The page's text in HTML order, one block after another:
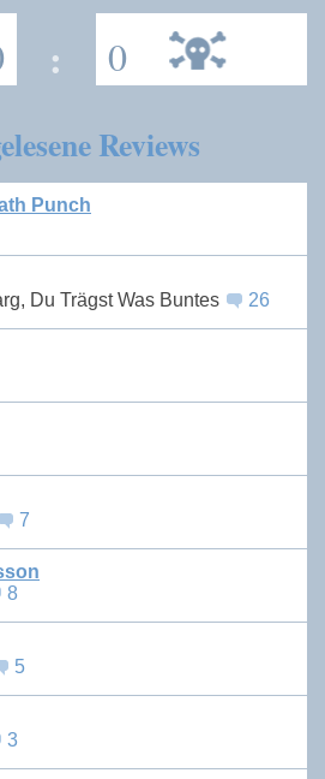
: 0
Reviews
Punch
Du Trägst Was Buntes
26
7
8
5
3